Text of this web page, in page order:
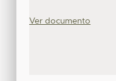
Ver documento